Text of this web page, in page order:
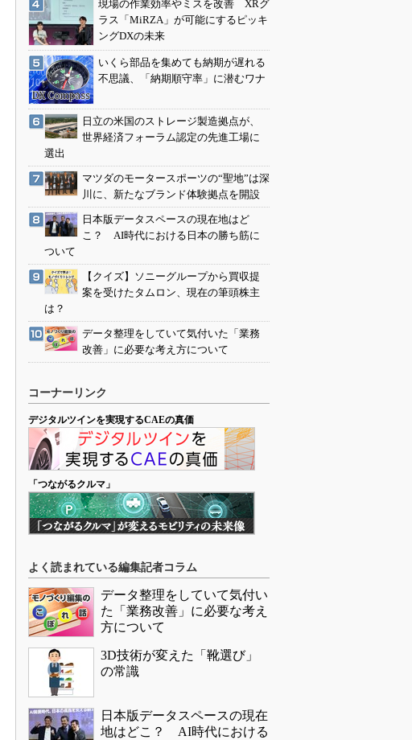
現場の作業効率やミスを改善 XRグ
ラス「MiRZA」が可能にするピッキ
ングDXの未来
いくら部品を集めても納期が遅れる
不思議、「納期順守率」に潜むワナ
日立の米国のストレージ製造拠点が、
世界経済フォーラム認定の先進工場に
選出
マツダのモータースポーツの“聖地”は深
川に、新たなブランド体験拠点を開設
日本版データスペースの現在地はど
こ？ AI時代における日本の勝ち筋に
ついて
【クイズ】ソニーグループから買収提
案を受けたタムロン、現在の筆頭株主
は？
データ整理をしていて気付いた「業務
改善」に必要な考え方について
コーナーリンク
デジタルツインを実現するCAEの真価
「つながるクルマ」
よく読まれている編集記者コラム
データ整理をしていて気付い
た「業務改善」に必要な考え
方について
3D技術が変えた「靴選び」
の常識
日本版データスペースの現在
地はどこ？ AI時代における